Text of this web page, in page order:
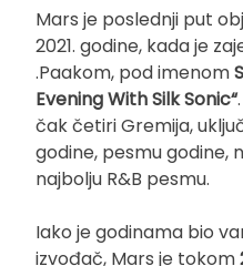
Mars je poslednji put
2021. godine, kada je
.Paakom, pod imenom
Evening With Silk Sonic“
čak četiri Gremija,
godine, pesmu godine,
najbolju R&B pesmu.
Iako je godinama bio
izvođač, Mars je tokom